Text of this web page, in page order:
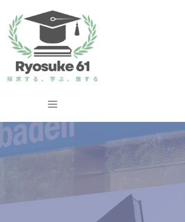
メ
ニ